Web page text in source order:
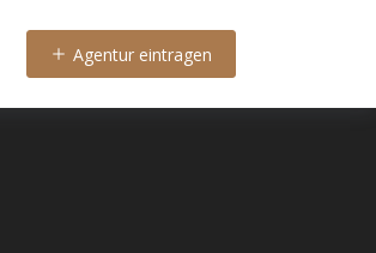
Agentur eintragen